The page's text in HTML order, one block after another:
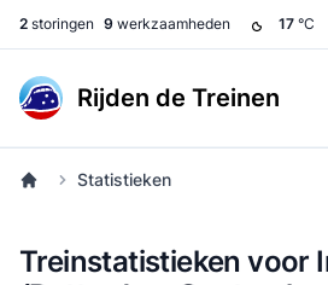
2 storingen 9 werkzaamheden 17 °C
Rijden de Treinen
Statistieken
Treinstatistieken voor